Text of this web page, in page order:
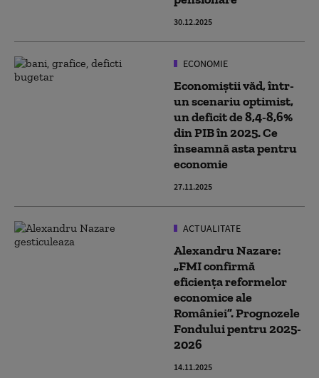
30.12.2025
ECONOMIE
Economiștii văd, într-
un scenariu optimist,
un deficit de 8,4-8,6%
din PIB în 2025. Ce
înseamnă asta pentru
economie
27.11.2025
ACTUALITATE
Alexandru Nazare:
„FMI confirmă
eficiența reformelor
economice ale
României”. Prognozele
Fondului pentru 2025-
2026
14.11.2025